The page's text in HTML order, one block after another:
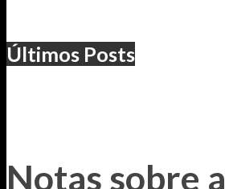
Últimos Posts
Notas sobre a